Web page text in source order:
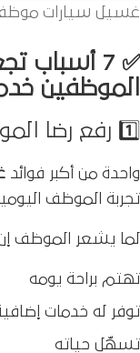
غسيل سيارات
✅ 7
الموظفين
1️⃣ رفع رضا الموظفين داخل بيئة العمل
واحدة من أكبر فوائد
تجربة الموظف
لما يشعر الموظف
تهتم براحة يومه
توفر له خدمات
تسهّل حياته